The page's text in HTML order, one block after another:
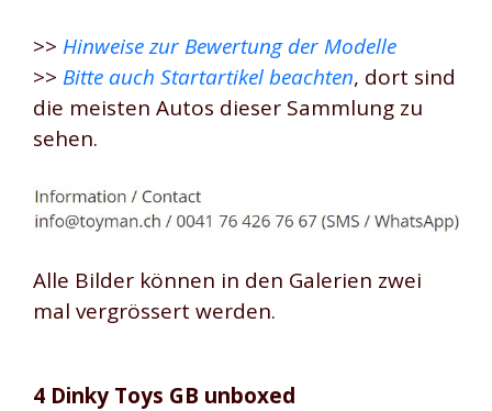
>> Hinweise zur Bewertung der Modelle
>> Bitte auch Startartikel beachten, dort sind
die meisten Autos dieser Sammlung zu
sehen.
Alle Bilder können in den Galerien zwei
mal vergrössert werden.
4 Dinky Toys GB unboxed